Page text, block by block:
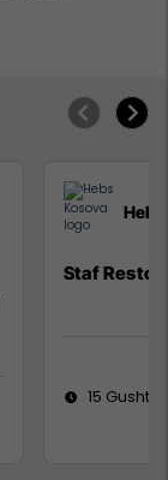
Staf
15 Gusht